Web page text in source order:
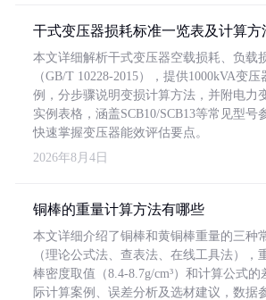
干式变压器损耗标准一览表及计算方
本文详细解析干式变压器空载损耗、负载
（GB/T 10228-2015），提供1000kVA变
例，分步骤说明变损计算方法，并附电力
实例表格，涵盖SCB10/SCB13等常见型号
快速掌握变压器能效评估要点。
2026年8月4日
铜棒的重量计算方法有哪些
本文详细介绍了铜棒和黄铜棒重量的三种
（理论公式法、查表法、在线工具法），
棒密度取值（8.4-8.7g/cm³）和计算公式
际计算案例、误差分析及选材建议，数据